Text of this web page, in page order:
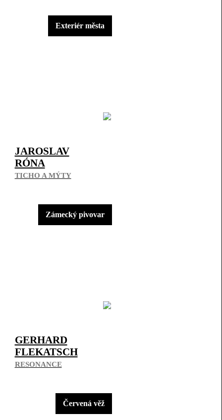
Exteriér města
JAROSLAV
RÓNA
TICHO A MÝTY
Zámecký pivovar
GERHARD
FLEKATSCH
RESONANCE
Červená věž